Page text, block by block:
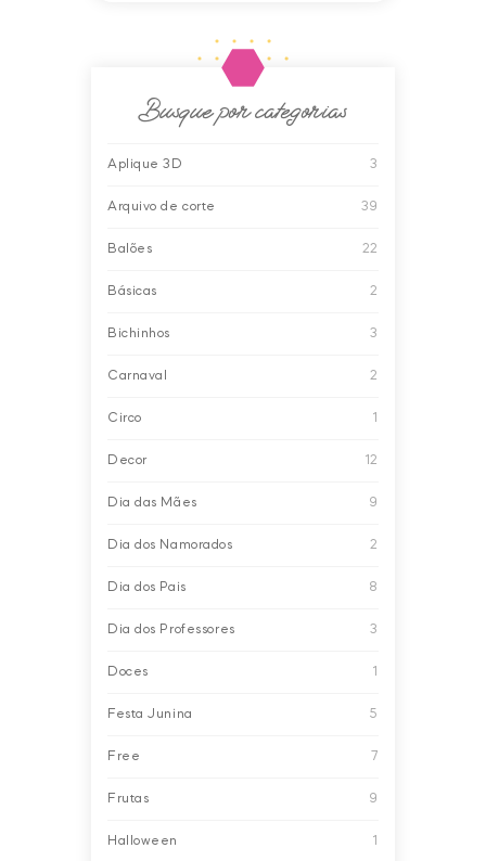
Busque por categorias
Aplique 3D 3
Arquivo de corte 39
Balões 22
Básicas 2
Bichinhos 3
Carnaval 2
Circo 1
Decor 12
Dia das Mães 9
Dia dos Namorados 2
Dia dos Pais 8
Dia dos Professores 3
Doces 1
Festa Junina 5
Free 7
Frutas 9
Halloween 1